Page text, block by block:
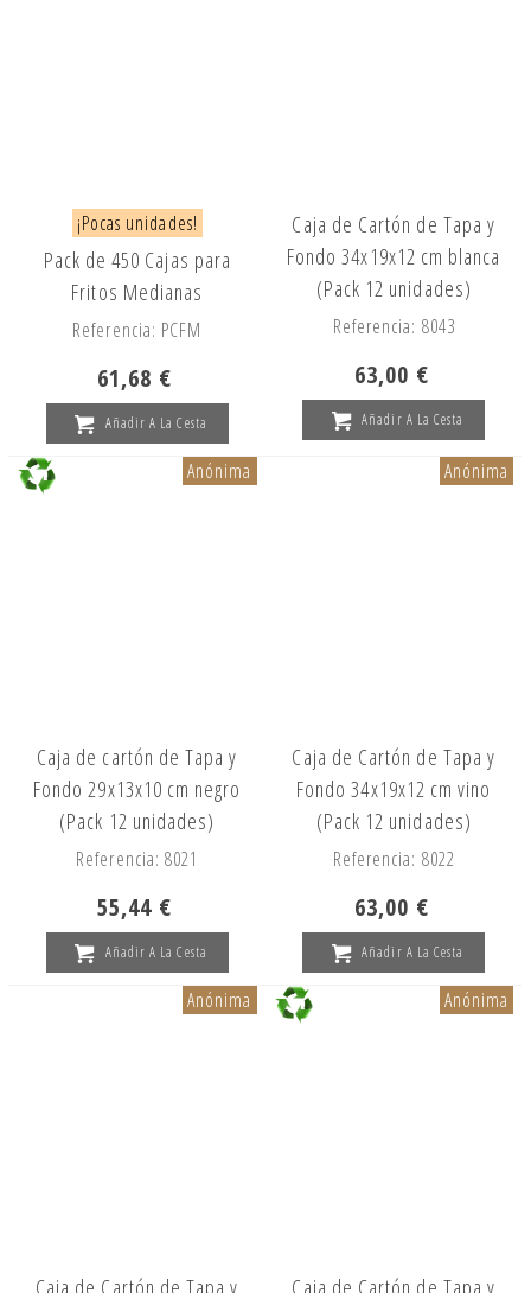
¡Pocas unidades!
Pack de 450 Cajas para
Fritos Medianas
Referencia: PCFM
61,68 €
Añadir A La Cesta
Caja de Cartón de Tapa y
Fondo 34x19x12 cm blanca
(Pack 12 unidades)
Referencia: 8043
63,00 €
Añadir A La Cesta
Anónima
Caja de cartón de Tapa y
Fondo 29x13x10 cm negro
(Pack 12 unidades)
Referencia: 8021
55,44 €
Añadir A La Cesta
Anónima
Caja de Cartón de Tapa y
Fondo 34x19x12 cm vino
(Pack 12 unidades)
Referencia: 8022
63,00 €
Añadir A La Cesta
Anónima
Caja de Cartón de Tapa y
Anónima
Caja de Cartón de Tapa y